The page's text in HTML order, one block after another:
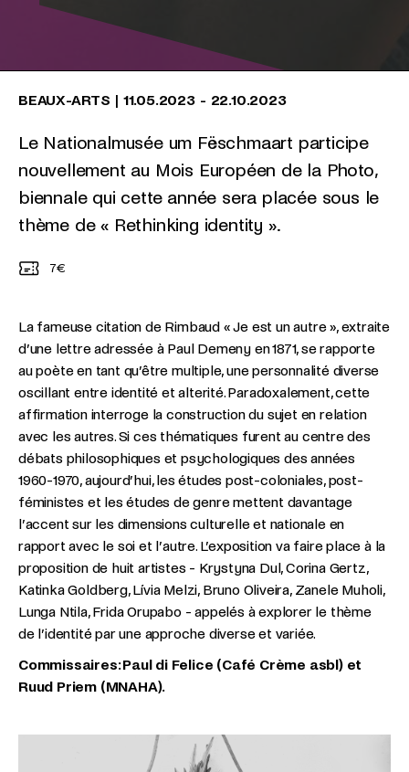
BEAUX-ARTS | 11.05.2023 - 22.10.2023
Le Nationalmusée um Fëschmaart participe
nouvellement au Mois Européen de la Photo,
biennale qui cette année sera placée sous le
thème de « Rethinking identity ».
7€
La fameuse citation de Rimbaud « Je est un autre », extraite
d’une lettre adressée à Paul Demeny en 1871, se rapporte
au poète en tant qu’être multiple, une personnalité diverse
oscillant entre identité et alterité. Paradoxalement, cette
affirmation interroge la construction du sujet en relation
avec les autres. Si ces thématiques furent au centre des
débats philosophiques et psychologiques des années
1960-1970, aujourd’hui, les études post-coloniales, post-
féministes et les études de genre mettent davantage
l’accent sur les dimensions culturelle et nationale en
rapport avec le soi et l’autre. L’exposition va faire place à la
proposition de huit artistes - Krystyna Dul, Corina Gertz,
Katinka Goldberg, Lívia Melzi, Bruno Oliveira, Zanele Muholi,
Lunga Ntila, Frida Orupabo - appelés à explorer le thème
de l’identité par une approche diverse et variée.
Commissaires: Paul di Felice (Café Crème asbl) et
Ruud Priem (MNAHA).